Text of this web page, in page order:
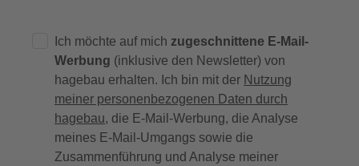
Ich möchte auf mich zugeschnittene E-Mail-
Werbung (inklusive den Newsletter) von
hagebau erhalten. Ich bin mit der Nutzung
meiner personenbezogenen Daten durch
hagebau, die E-Mail-Werbung, die Analyse
meines E-Mail-Umgangs sowie die
Zusammenführung und Analyse meiner